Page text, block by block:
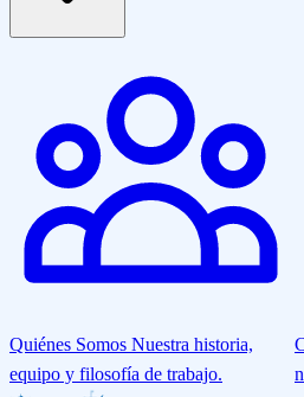
Quiénes Somos Nuestra historia,
equipo y filosofía de trabajo.